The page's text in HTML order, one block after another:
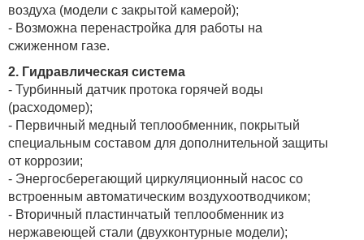
воздуха (модели с закрытой камерой);
- Возможна перенастройка для работы на
сжиженном газе.
2. Гидравлическая система
- Турбинный датчик протока горячей воды
(расходомер);
- Первичный медный теплообменник, покрытый
специальным составом для дополнительной защиты
от коррозии;
- Энергосберегающий циркуляционный насос со
встроенным автоматическим воздухоотводчиком;
- Вторичный пластинчатый теплообменник из
нержавеющей стали (двухконтурные модели);